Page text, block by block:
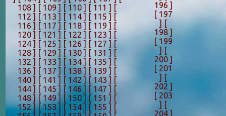
196 ]
[ 197
] [
198 ]
[ 199
] [
200 ]
[ 201
] [
202 ]
[ 203
] [
204 ]
108 ] [ 109 ] [ 110 ] [ 111 ] [
112 ] [ 113 ] [ 114 ] [ 115 ] [
116 ] [ 117 ] [ 118 ] [ 119 ] [
120 ] [ 121 ] [ 122 ] [ 123 ] [
124 ] [ 125 ] [ 126 ] [ 127 ][
128 ] [ 129 ] [ 130 ] [ 131 ] [
132 ] [ 133 ] [ 134 ] [ 135 ] [
136 ] [ 137 ] [ 138 ] [ 139 ] [
140 ] [ 141 ] [ 142 ][ 143 ] [
144 ] [ 145 ] [ 146 ][ 147 ] [
148 ][ 149 ][ 150 ] [ 151 ] [
152 ][ 153 ] [ 154 ] [ 155 ] [